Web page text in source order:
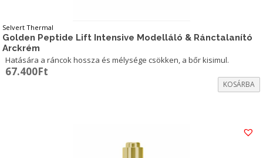
Selvert Thermal
Golden Peptide Lift Intensive Modelláló & Ránctalanító
Arckrém
Hatására a ráncok hossza és mélysége csökken, a bőr kisimul.
67.400Ft
KOSÁRBA